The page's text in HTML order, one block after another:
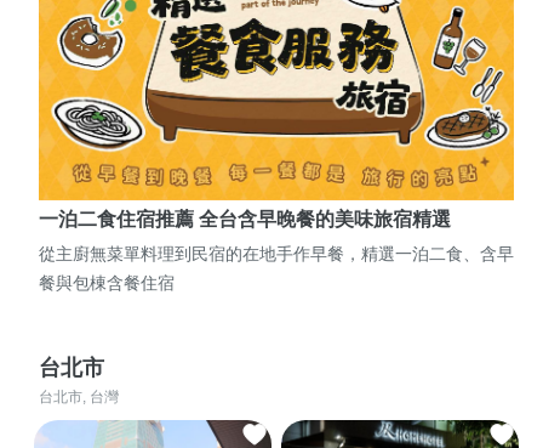
一泊二食住宿推薦 全台含早晚餐的美味旅宿精選
從主廚無菜單料理到民宿的在地手作早餐，精選一泊二食、含早
餐與包棟含餐住宿
台北市
台北市, 台灣